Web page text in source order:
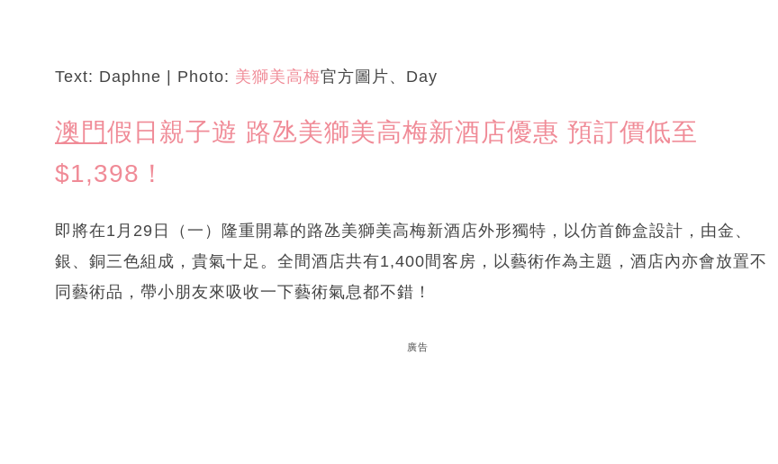
Text: Daphne | Photo: 美獅美高梅官方圖片、Day
澳門假日親子遊 路氹美獅美高梅新酒店優惠 預訂價低至
$1,398！
即將在1月29日（一）隆重開幕的路氹美獅美高梅新酒店外形獨特，以仿首飾盒設計，由金、
銀、銅三色組成，貴氣十足。全間酒店共有1,400間客房，以藝術作為主題，酒店內亦會放置不
同藝術品，帶小朋友來吸收一下藝術氣息都不錯！
廣告